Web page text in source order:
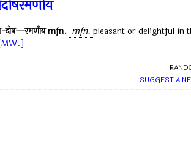
दोष—रमणीयmfn. mfn. pleasant or delightful in
SUGGEST A